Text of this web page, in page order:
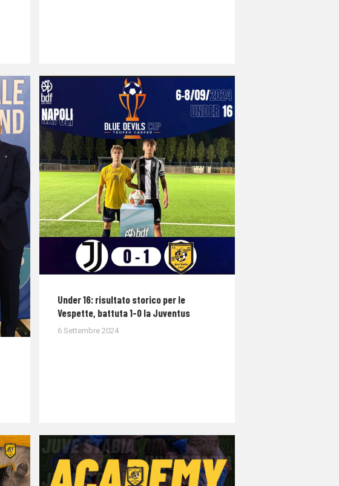
Under 16: risultato storico per le
Vespette, battuta 1-0 la Juventus
6 Settembre 2024